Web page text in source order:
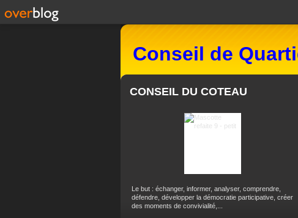
Conseil de
CONSEIL DU COTEAU
Le but : échanger, informer, analyser, comprendre,
défendre, développer la démocratie participative, créer
des moments de convivialité,...